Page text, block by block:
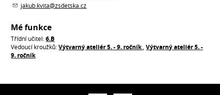
jakub.kvita@zsdetska.cz
Mé funkce
Třídní učitel:6.B
Vedoucí kroužků:Výtvarný ateliér 5. - 9. ročník ,Výtvarný ateliér 5. -
9. ročník